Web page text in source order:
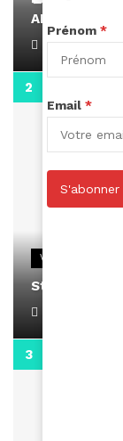
AMINA, le
April 1, 2022
VIDEOS
Stacy passe
Prénom *
Email *
S'abonner